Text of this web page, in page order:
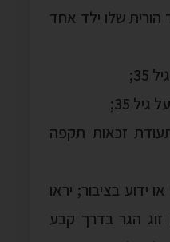
שלו ילד אחד
35;
זכאות תקפה
ידוע בציבור; יראו
זוג הגר בדרך קבע